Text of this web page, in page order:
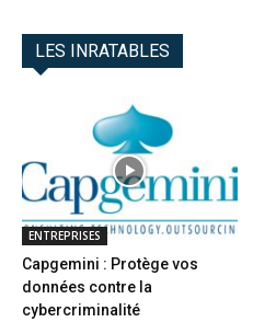
LES INRATABLES
ENTREPRISES
Capgemini : Protège vos
données contre la
cybercriminalité